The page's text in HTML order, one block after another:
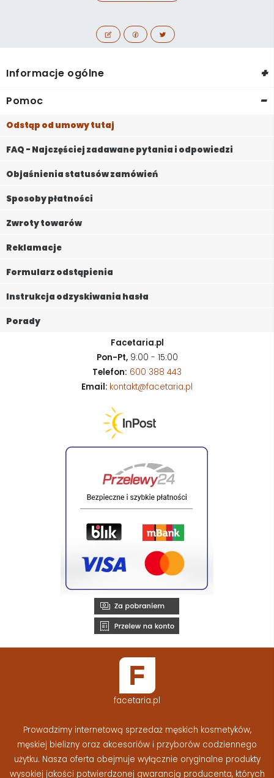
Informacje ogólne +
Pomoc -
Odstąp od umowy tutaj
FAQ - Najczęściej zadawane pytania i odpowiedzi
Objaśnienia statusów zamówień
Sposoby płatności
Zwroty towarów
Reklamacje
Formularz odstąpienia
Instrukcja odzyskiwania hasła
Porady
Facetaria.pl
Pon-Pt,9:00 - 15:00
Telefon: 600 388 443
Email: kontakt@facetaria.pl
facetaria.pl
Prowadzimy internetową sprzedaż męskich kosmetyków,
męskiej bielizny oraz akcesoriów i przyborów codziennego
użytku. Nasza oferta obejmuje wyłącznie oryginalne produkty
wysokiej jakości potwierdzonej gwarancją producenta, których